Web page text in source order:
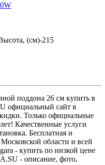
(см)-215
поддона 26 см купить в
официальный сайт в
Только официальные
Качественные услуги
Бесплатная и
области и всей
- купить по низкой цене
- описание, фото,